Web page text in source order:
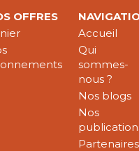
OFFRES
Accueil
Qui
sommes-
nous ?
Nos blogs
Nos
Partenaires